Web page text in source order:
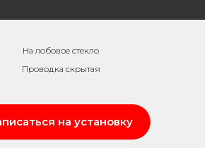
На лобовое стекло
Проводка скрытая
на установку